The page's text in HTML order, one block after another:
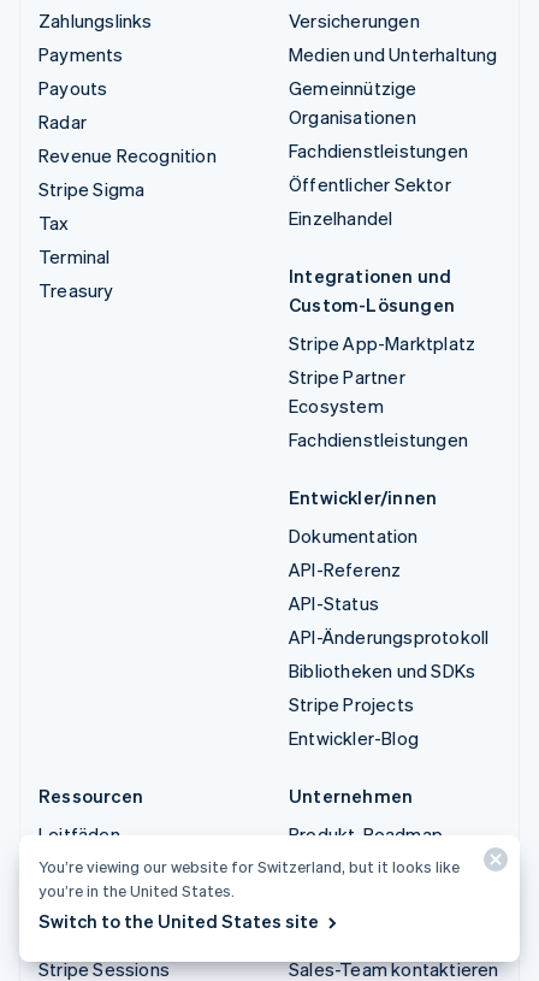
Zahlungslinks
Payments
Payouts
Radar
Revenue Recognition
Stripe Sigma
Tax
Terminal
Treasury
Versicherungen
Medien und Unterhaltung
Gemeinnützige
Organisationen
Fachdienstleistungen
Öffentlicher Sektor
Einzelhandel
Integrationen und
Custom-Lösungen
Stripe App-Marktplatz
Stripe Partner
Ecosystem
Fachdienstleistungen
Entwickler/innen
Dokumentation
API-Referenz
API-Status
API-Änderungsprotokoll
Bibliotheken und SDKs
Stripe Projects
Entwickler-Blog
Ressourcen
Leitfäden
Kundenstories
Blog
Gemeinde
Stripe Sessions
Unternehmen
Produkt-Roadmap
Karriere
Stripe Press
Sales-Team kontaktieren
You’re viewing our website for Switzerland, but it looks like
you’re in the United States.
Switch to the United States site